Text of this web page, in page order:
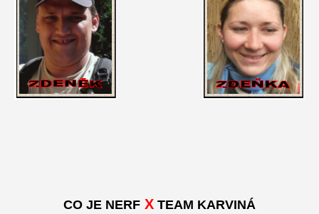
CO JE NERF X TEAM KARVINÁ